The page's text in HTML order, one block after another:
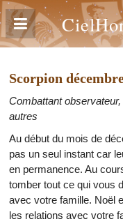
Scorpion
Combattant
autres
Au début du mois de
pas un seul instant car
en permanence. Au
tomber tout ce qui vous
avec votre famille. Noël
les relations avec votre